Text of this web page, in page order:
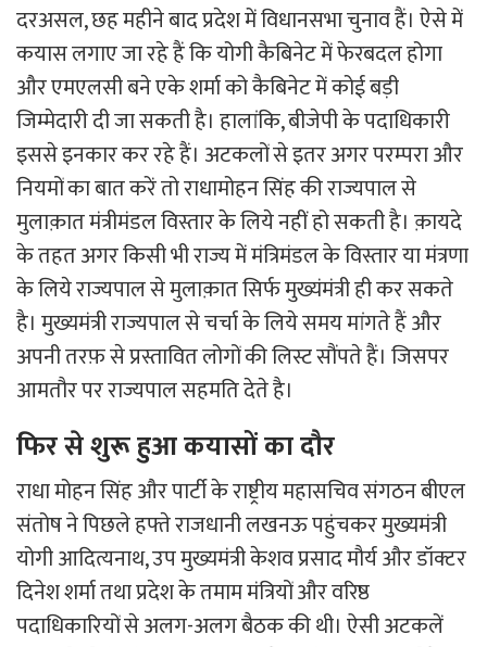
दरअसल, छह महीने बाद प्रदेश में विधानसभा चुनाव हैं। ऐसे में
कयास लगाए जा रहे हैं कि योगी कैबिनेट में फेरबदल होगा
और एमएलसी बने एके शर्मा को कैबिनेट में कोई बड़ी
जिम्मेदारी दी जा सकती है। हालांकि, बीजेपी के पदाधिकारी
इससे इनकार कर रहे हैं। अटकलों से इतर अगर परम्परा और
नियमों का बात करें तो राधामोहन सिंह की राज्यपाल से
मुलाक़ात मंत्रीमंडल विस्तार के लिये नहीं हो सकती है। क़ायदे
के तहत अगर किसी भी राज्य में मंत्रिमंडल के विस्तार या मंत्रणा
के लिये राज्यपाल से मुलाक़ात सिर्फ मुख्यंमंत्री ही कर सकते
है। मुख्यमंत्री राज्यपाल से चर्चा के लिये समय मांगते हैं और
अपनी तरफ़ से प्रस्तावित लोगों की लिस्ट सौंपते हैं। जिसपर
आमतौर पर राज्यपाल सहमति देते है।
फिर से शुरू हुआ कयासों का दौर
राधा मोहन सिंह और पार्टी के राष्ट्रीय महासचिव संगठन बीएल
संतोष ने पिछले हफ्ते राजधानी लखनऊ पहुंचकर मुख्यमंत्री
योगी आदित्यनाथ, उप मुख्यमंत्री केशव प्रसाद मौर्य और डॉक्टर
दिनेश शर्मा तथा प्रदेश के तमाम मंत्रियों और वरिष्ठ
पदाधिकारियों से अलग-अलग बैठक की थी। ऐसी अटकलें